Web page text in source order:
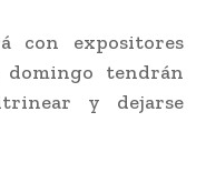
con expositores
tendrán
y dejarse